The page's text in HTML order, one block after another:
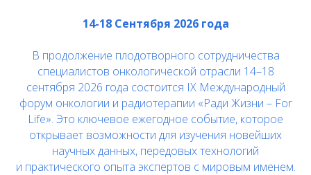
14-18 Сентября 2026 года
В продолжение плодотворного сотрудничества
специалистов онкологической отрасли 14–18
сентября 2026 года состоится IX Международный
форум онкологии и радиотерапии «Ради Жизни – For
Life». Это ключевое ежегодное событие, которое
открывает возможности для изучения новейших
научных данных, передовых технологий
и практического опыта экспертов с мировым именем.